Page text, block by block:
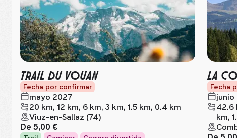
TRAIL DU VOUAN
Fecha por confirmar
mayo 2027
20 km, 12 km, 6 km, 3 km, 1.5 km, 0.4 km
Viuz-en-Sallaz (74)
De 5,00 €
LA
Fecha
junio
42.6
km,